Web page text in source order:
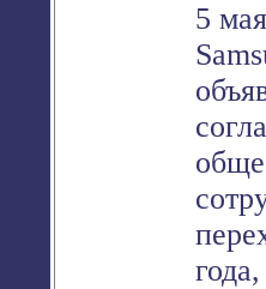
5